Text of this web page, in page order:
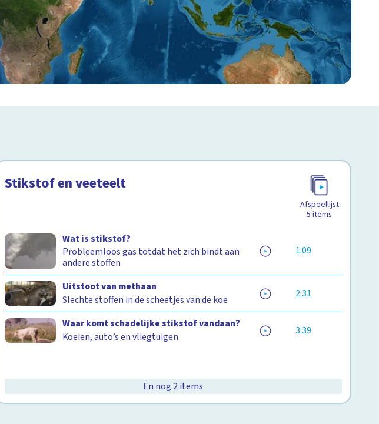
Stikstof en veeteelt
Afspeellijst
5 items
Wat is stikstof?
Probleemloos gas totdat het zich bindt aan
andere stoffen
1:09
Uitstoot van methaan
Slechte stoffen in de scheetjes van de koe
2:31
Waar komt schadelijke stikstof vandaan?
Koeien, auto’s en vliegtuigen
3:39
En nog 2 items